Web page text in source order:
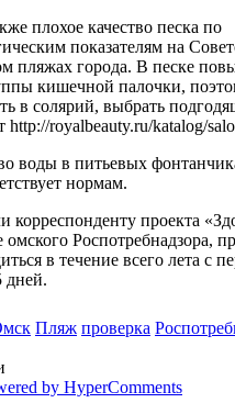
плохое качество песка по
показателям на
пляжах города. В песке
кишечной палочки,
в солярий, выбрать
http://royalbeauty.ru/katalog/
воды в питьевых
нормам.
корреспонденту проекта
омского Роспотребнадзора,
в течение всего лета с
дней.
Пляж проверка
by HyperComments